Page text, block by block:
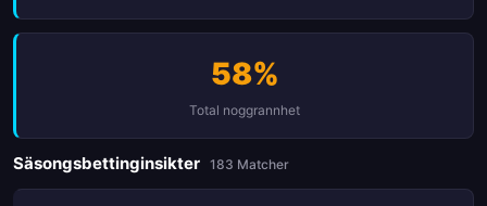
58%
Total noggrannhet
Säsongsbettinginsikter 183 Matcher